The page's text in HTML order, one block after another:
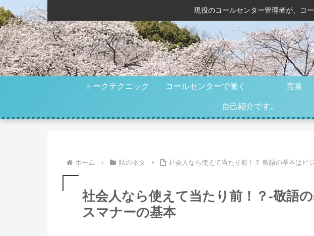
現役のコールセンター管理者が、コ
トークテクニック コールセンターで働く 言葉
自己紹介です。
ホーム 話のネタ 社会人なら使えて当たり前！？-敬語の基本はビ
社会人なら使えて当たり前！？-敬語
スマナーの基本